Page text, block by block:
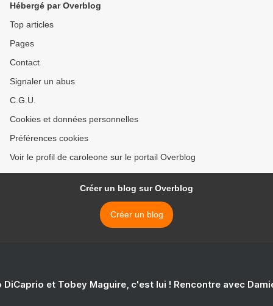
Hébergé par Overblog
Top articles
Pages
Contact
Signaler un abus
C.G.U.
Cookies et données personnelles
Préférences cookies
Voir le profil de caroleone sur le portail Overblog
Créer un blog sur Overblog
Créer un blog
DiCaprio et Tobey Maguire, c'est lui ! Rencontre avec